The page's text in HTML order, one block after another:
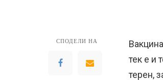
СПОДЕЛИ НА
тек е и
терен,